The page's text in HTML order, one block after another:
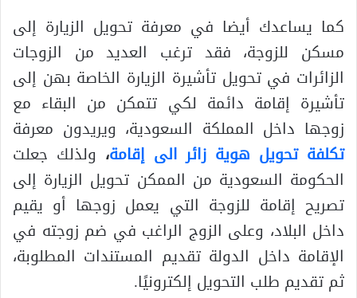
كما يساعدك أيضا في معرفة تحويل الزيارة إلى
مسكن للزوجة، فقد ترغب العديد من الزوجات
الزائرات في تحويل تأشيرة الزيارة الخاصة بهن إلى
تأشيرة إقامة دائمة لكي تتمكن من البقاء مع
زوجها داخل المملكة السعودية، ويريدون معرفة
تكلفة تحويل هوية زائر الى إقامة، ولذلك جعلت
الحكومة السعودية من الممكن تحويل الزيارة إلى
تصريح إقامة للزوجة التي يعمل زوجها أو يقيم
داخل البلاد، وعلى الزوج الراغب في ضم زوجته في
الإقامة داخل الدولة تقديم المستندات المطلوبة،
ثم تقديم طلب التحويل إلكترونيًا.